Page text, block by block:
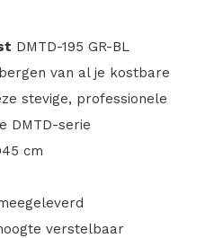
DMTD-195 GR-BL
van al je kostbare
stevige, professionele
DMTD-serie
cm
verstelbaar